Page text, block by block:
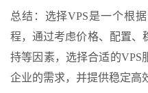
总结：选择VPS是一个根
程，通过考虑价格、配置、
持等因素，选择合适的VPS
企业的需求，并提供稳定高